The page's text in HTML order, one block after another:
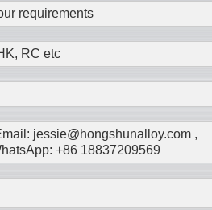
requirements
RC etc
jessie@hongshunalloy.com ,
+86 18837209569